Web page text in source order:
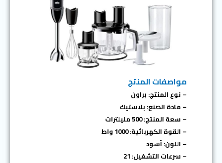
مواصفات المنتج
– نوع المنتج: براون
– مادة الصنع: بلاستيك
– سعة المنتج: 500 مليلترات
– القوة الكهربائية: 1000 واط
– اللون: أسود
– سرعات التشغيل: 21